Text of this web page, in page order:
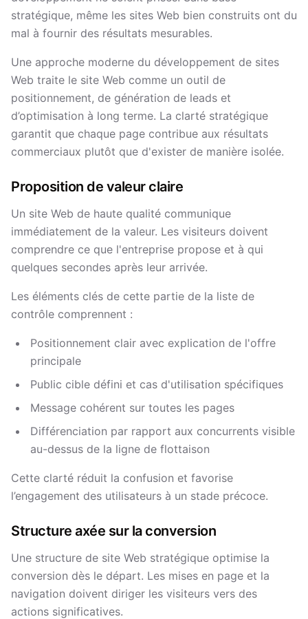
stratégique, même les sites Web bien construits ont du
mal à fournir des résultats mesurables.
Une approche moderne du développement de sites
Web traite le site Web comme un outil de
positionnement, de génération de leads et
d’optimisation à long terme. La clarté stratégique
garantit que chaque page contribue aux résultats
commerciaux plutôt que d'exister de manière isolée.
Proposition de valeur claire
Un site Web de haute qualité communique
immédiatement de la valeur. Les visiteurs doivent
comprendre ce que l'entreprise propose et à qui
quelques secondes après leur arrivée.
Les éléments clés de cette partie de la liste de
contrôle comprennent :
Positionnement clair avec explication de l'offre
principale
Public cible défini et cas d'utilisation spécifiques
Message cohérent sur toutes les pages
Différenciation par rapport aux concurrents visible
au-dessus de la ligne de flottaison
Cette clarté réduit la confusion et favorise
l’engagement des utilisateurs à un stade précoce.
Structure axée sur la conversion
Une structure de site Web stratégique optimise la
conversion dès le départ. Les mises en page et la
navigation doivent diriger les visiteurs vers des
actions significatives.